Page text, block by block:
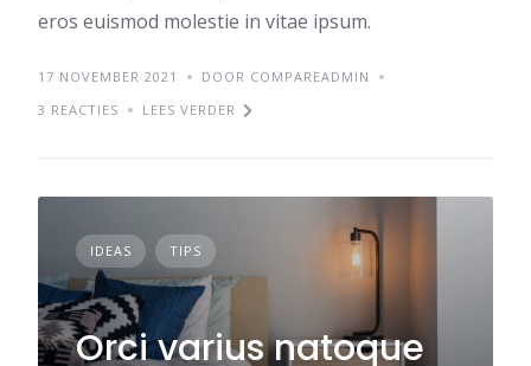
eros euismod molestie in vitae ipsum.
17 NOVEMBER 2021
DOOR COMPAREADMIN
3 REACTIES
LEES VERDER
IDEAS TIPS
Orci varius natoque